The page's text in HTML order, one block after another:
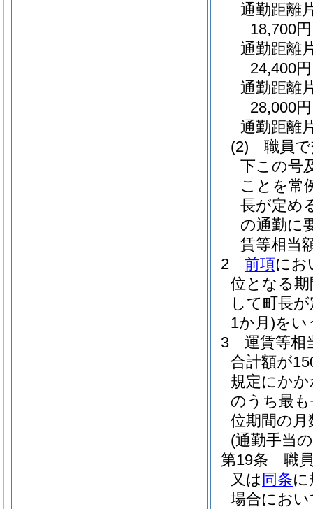
通勤距離
18,700円
通勤距離
24,400円
通勤距離
28,000円
通勤距離
(2)
職員
下この号
ことを常
長が定め
の通勤に
賃等相当
2
前項にお
位となる
して町長
1か月)をい
3
運賃等相
合計額が
規定にか
のうち最
位期間の
(通勤手当
第19条
職
又は 同条に
場合にお